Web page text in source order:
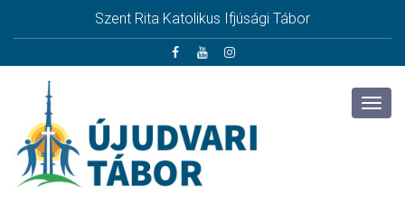
Szent Rita Katolikus Ifjúsági Tábor